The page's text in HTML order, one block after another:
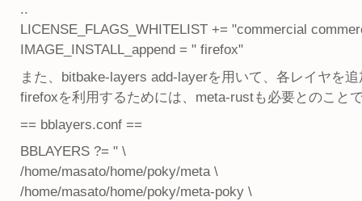
..
LICENSE_FLAGS_WHITELIST += "commercial
IMAGE_INSTALL_append = " firefox"
また、bitbake-layers add-layerを用いて、各レイヤを
firefoxを利用するためには、meta-rustも必要とのこと
== bblayers.conf ==
BBLAYERS ?= " \
/home/masato/home/poky/meta \
/home/masato/home/poky/meta-poky \